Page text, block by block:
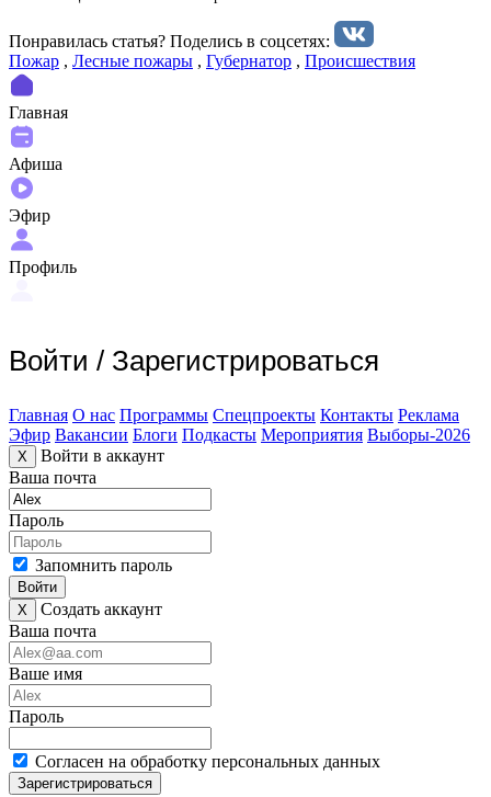
Понравилась статья? Поделиcь в соцсетях:
Пожар , Лесные пожары , Губернатор , Происшествия
Главная
Афиша
Эфир
Профиль
Войти / Зарегистрироваться
Главная О нас Программы Спецпроекты Контакты Реклама
Эфир Вакансии Блоги Подкасты Мероприятия Выборы-2026
X
Войти в аккаунт
Ваша почта
Пароль
Запомнить пароль
Войти
X
Создать аккаунт
Ваша почта
Ваше имя
Пароль
Согласен на обработку персональных данных
Зарегистрироваться